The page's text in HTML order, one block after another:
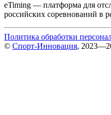
eTiming — платформа для
российских соревнований в
Политика обработки
© Спорт-Инновация,